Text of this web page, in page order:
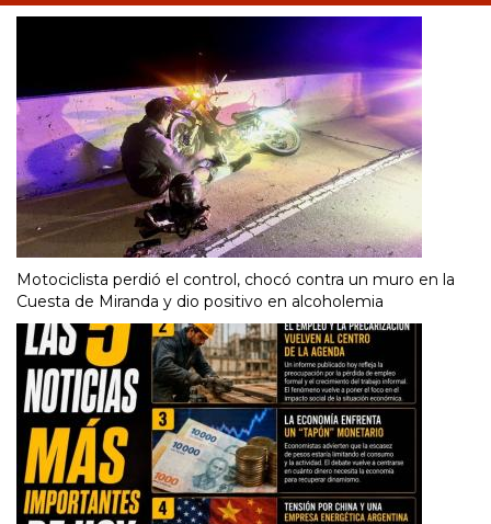
Motociclista perdió el control, chocó contra un muro en la
Cuesta de Miranda y dio positivo en alcoholemia